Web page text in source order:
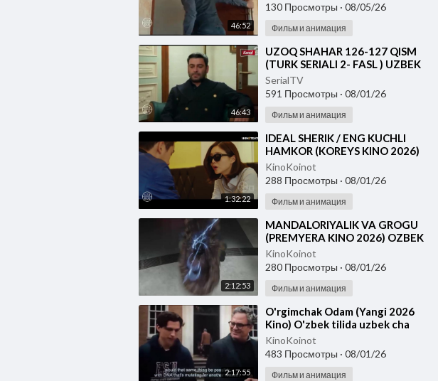
46:52
130 Просмотры · 08/05/26
Фильм и анимация
46:43
⁣UZOQ SHAHAR 126-127 QISM
(TURK SERIALI 2- FASL ) UZBEK
TILIDA
SerialTV
591 Просмотры · 08/01/26
Фильм и анимация
1:32:22
⁣IDEAL SHERIK / ENG KUCHLI
HAMKOR (KOREYS KINO 2026)
UZBEK TILIDA
KinoKoinot
288 Просмотры · 08/01/26
Фильм и анимация
2:12:53
⁣MANDALORIYALIK VA GROGU
(PREMYERA KINO 2026) OZBEK
TILIDA
KinoKoinot
280 Просмотры · 08/01/26
Фильм и анимация
2:17:55
⁣O'rgimchak Odam (Yangi 2026
Kino) O'zbek tilida uzbek cha
KinoKoinot
483 Просмотры · 08/01/26
Фильм и анимация